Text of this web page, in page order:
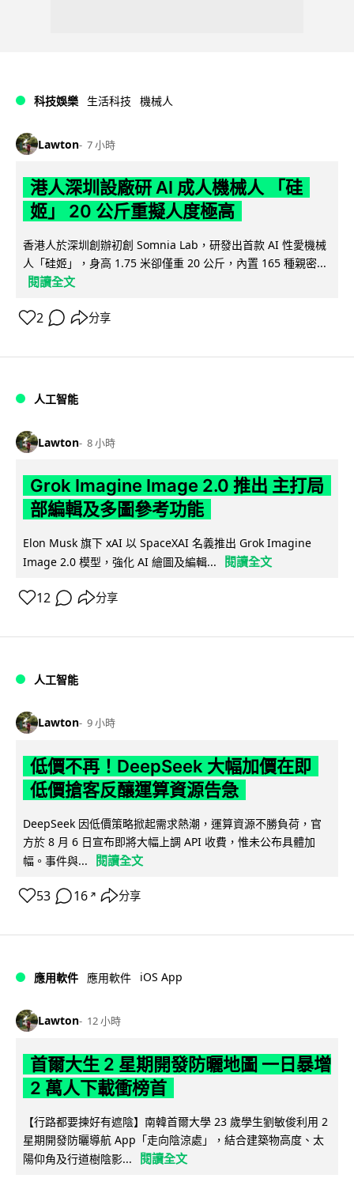
科技娛樂 生活科技 機械人
Lawton 7 小時
港人深圳設廠研 AI 成人機械人 「硅
姬」 20 公斤重擬人度極高
香港人於深圳創辦初創 Somnia Lab，研發出首款 AI 性愛機械
人「硅姬」，身高 1.75 米卻僅重 20 公斤，內置 165 種親密...
閱讀全文
2 分享
人工智能
Lawton 8 小時
Grok Imagine Image 2.0 推出 主打局
部編輯及多圖參考功能
Elon Musk 旗下 xAI 以 SpaceXAI 名義推出 Grok Imagine
Image 2.0 模型，強化 AI 繪圖及編輯...
閱讀全文
12 分享
人工智能
Lawton 9 小時
低價不再！DeepSeek 大幅加價在即
低價搶客反釀運算資源告急
DeepSeek 因低價策略掀起需求熱潮，運算資源不勝負荷，官
方於 8 月 6 日宣布即將大幅上調 API 收費，惟未公布具體加
幅。事件與...
閱讀全文
53 16 ↗ 分享
應用軟件 應用軟件 iOS App
Lawton 12 小時
首爾大生 2 星期開發防曬地圖 一日暴增
2 萬人下載衝榜首
【行路都要揀好有遮陰】南韓首爾大學 23 歲學生劉敏俊利用 2
星期開發防曬導航 App「走向陰涼處」，結合建築物高度、太
陽仰角及行道樹陰影...
閱讀全文